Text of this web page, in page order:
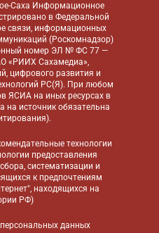
Саха Информационное
в Федеральной
связи, информационных
(Роскомнадзор)
номер ЭЛ № ФС 77 —
«РИИХ Сахамедиа»,
цифрового развития и
РС(Я). При любом
ЯСИА на иных ресурсах в
на источник обязательна
).
технологии
предоставления
систематизации и
к предпочтениям
находящихся на
РФ)
данных